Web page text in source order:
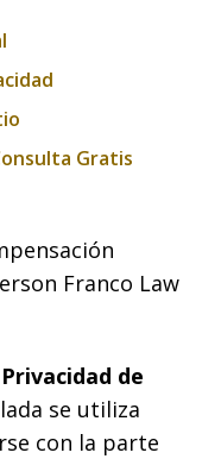
Gratis
Franco Law
de
se utiliza
con la parte